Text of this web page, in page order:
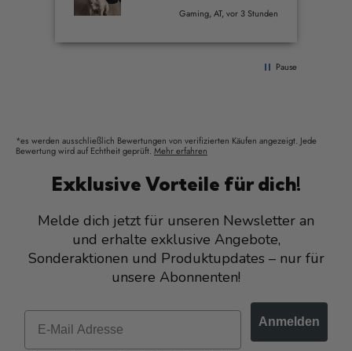
Gaming, AT, vor 3 Stunden
Pause
*es werden ausschließlich Bewertungen von verifizierten Käufen angezeigt. Jede
Bewertung wird auf Echtheit geprüft. Mehr erfahren
Exklusive Vorteile für dich!
Melde dich jetzt für unseren Newsletter an
und erhalte exklusive Angebote,
Sonderaktionen und Produktupdates – nur für
unsere Abonnenten!
Anmelden